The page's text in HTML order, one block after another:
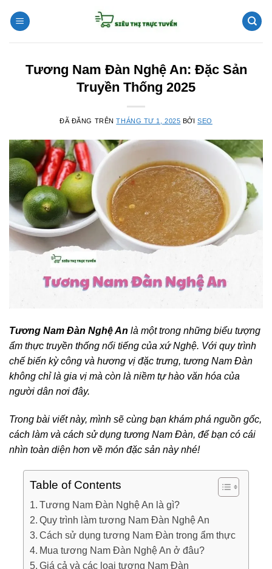
đến
Tương Nam Đàn Nghệ An: Đặc Sản
Truyền Thống 2025
ĐÃ ĐĂNG TRÊNTHÁNG TƯ 1, 2025 BỞISEO
Tương Nam Đàn Nghệ An là một trong những biểu tượng
ẩm thực truyền thống nổi tiếng của xứ Nghệ. Với quy trình
chế biến kỳ công và hương vị đặc trưng, tương Nam Đàn
không chỉ là gia vị mà còn là niềm tự hào văn hóa của
người dân nơi đây.
Trong bài viết này, mình sẽ cùng bạn khám phá nguồn gốc,
cách làm và cách sử dụng tương Nam Đàn, để bạn có cái
nhìn toàn diện hơn về món đặc sản này nhé!
Table of Contents
Tương Nam Đàn Nghệ An là gì?
Quy trình làm tương Nam Đàn Nghệ An
Cách sử dụng tương Nam Đàn trong ẩm thực
Mua tương Nam Đàn Nghệ An ở đâu?
Giá cả và các loại tương Nam Đàn